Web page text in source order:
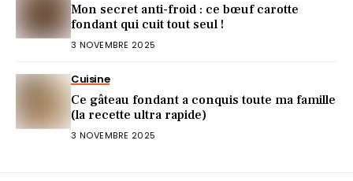
Mon secret anti-froid : ce bœuf carotte
fondant qui cuit tout seul !
3 NOVEMBRE 2025
Cuisine
Ce gâteau fondant a conquis toute ma famille
(la recette ultra rapide)
3 NOVEMBRE 2025